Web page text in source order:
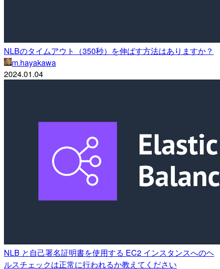
NLBのタイムアウト（350秒）を伸ばす方法はありますか？
m.hayakawa
2024.01.04
NLB と自己署名証明書を使用する EC2 インスタンスへのヘ
ルスチェックは正常に行われるか教えてください